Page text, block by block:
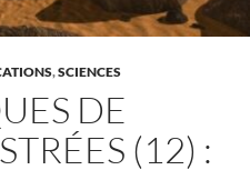
,SCIENCES
DE
(12) :